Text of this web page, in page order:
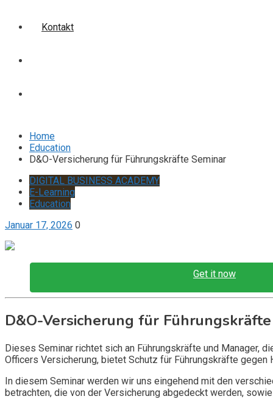
Kontakt
Home
Education
D&O-Versicherung für Führungskräfte Seminar
DIGITAL BUSINESS ACADEMY
E-Learning
Education
Januar 17, 2026 0
Get it now
D&O-Versicherung für
Dieses Seminar richtet sich an Führungskräfte und Manager,
Officers Versicherung, bietet Schutz für Führungskräfte
In diesem Seminar werden wir uns eingehend mit den
betrachten, die von der Versicherung abgedeckt werden,